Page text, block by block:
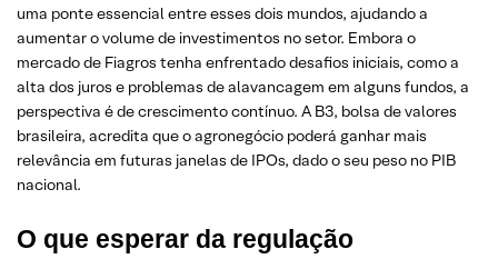
uma ponte essencial entre esses dois mundos, ajudando a
aumentar o volume de investimentos no setor. Embora o
mercado de Fiagros tenha enfrentado desafios iniciais, como a
alta dos juros e problemas de alavancagem em alguns fundos, a
perspectiva é de crescimento contínuo. A B3, bolsa de valores
brasileira, acredita que o agronegócio poderá ganhar mais
relevância em futuras janelas de IPOs, dado o seu peso no PIB
nacional.
O que esperar da regulação